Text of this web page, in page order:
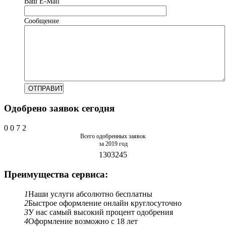
Сообщение
Одобрено заявок сегодня
0 0 7 2
Всего одобренных заявок
за 2019 год
1303245
Преимущества сервиса:
1Наши услуги абсолютно бесплатны
2Быстрое оформление онлайн круглосуточно
3У нас самый высокий процент одобрения
4Оформление возможно с 18 лет